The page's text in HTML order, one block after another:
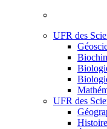
UFR des
UFR des
Histoire